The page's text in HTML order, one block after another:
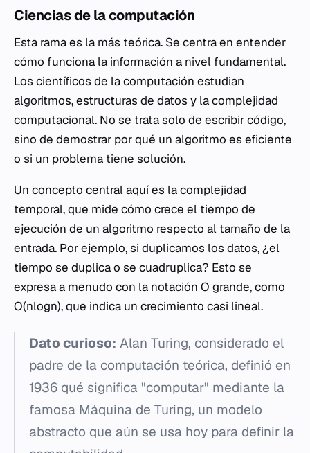
Ciencias de la computación
Esta rama es la más teórica. Se centra en entender
cómo funciona la información a nivel fundamental.
Los científicos de la computación estudian
algoritmos, estructuras de datos y la complejidad
computacional. No se trata solo de escribir código,
sino de demostrar por qué un algoritmo es eficiente
o si un problema tiene solución.
Un concepto central aquí es la complejidad
temporal, que mide cómo crece el tiempo de
ejecución de un algoritmo respecto al tamaño de la
entrada. Por ejemplo, si duplicamos los datos, ¿el
tiempo se duplica o se cuadruplica? Esto se
expresa a menudo con la notación O grande, como
O(nlogn), que indica un crecimiento casi lineal.
Dato curioso: Alan Turing, considerado el
padre de la computación teórica, definió en
1936 qué significa "computar" mediante la
famosa Máquina de Turing, un modelo
abstracto que aún se usa hoy para definir la